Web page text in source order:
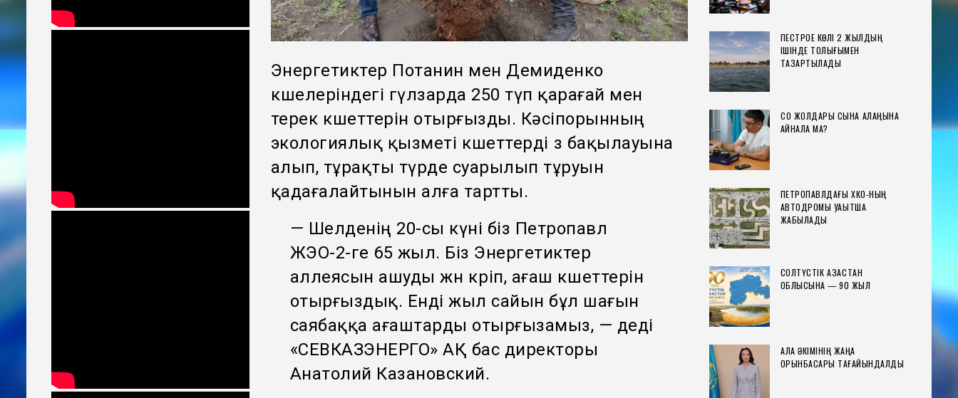
Энергетиктер Потанин мен Демиденко
көшелеріндегі гүлзарда 250 түп қарағай мен
терек көшеттерін отырғызды. Кәсіпорынның
экологиялық қызметі көшеттерді өз бақылауына
алып, тұрақты түрде суарылып тұруын
қадағалайтынын алға тартты.
— Шелденің 20-сы күні біз Петропавл
ЖЭО-2-ге 65 жыл. Біз Энергетиктер
аллеясын ашуды жөн көріп, ағаш көшеттерін
отырғыздық. Енді жыл сайын бұл шағын
саябаққа ағаштарды отырғызамыз, — деді
«СЕВКАЗЭНЕРГО» АҚ бас директоры
Анатолий Казановский.
ПЕСТРОЕ КӨЛІ 2 ЖЫЛДЫҢ
ІШІНДЕ ТОЛЫҒЫМЕН
ТАЗАРТЫЛАДЫ
СҚО ЖОЛДАРЫ СЫНАҚ АЛАҢЫНА
АЙНАЛА МА?
ПЕТРОПАВЛДАҒЫ ХҚКО-НЫҢ
АВТОДРОМЫ УАҚЫТША
ЖАБЫЛАДЫ
СОЛТҮСТІК ҚАЗАҚСТАН
ОБЛЫСЫНА — 90 ЖЫЛ
ҚАЛА ӘКІМІНІҢ ЖАҢА
ОРЫНБАСАРЫ ТАҒАЙЫНДАЛДЫ